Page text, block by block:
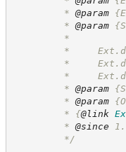
* @param
* @param
*
*
*
*
* @param
* @param
* {@link
* @since
*/